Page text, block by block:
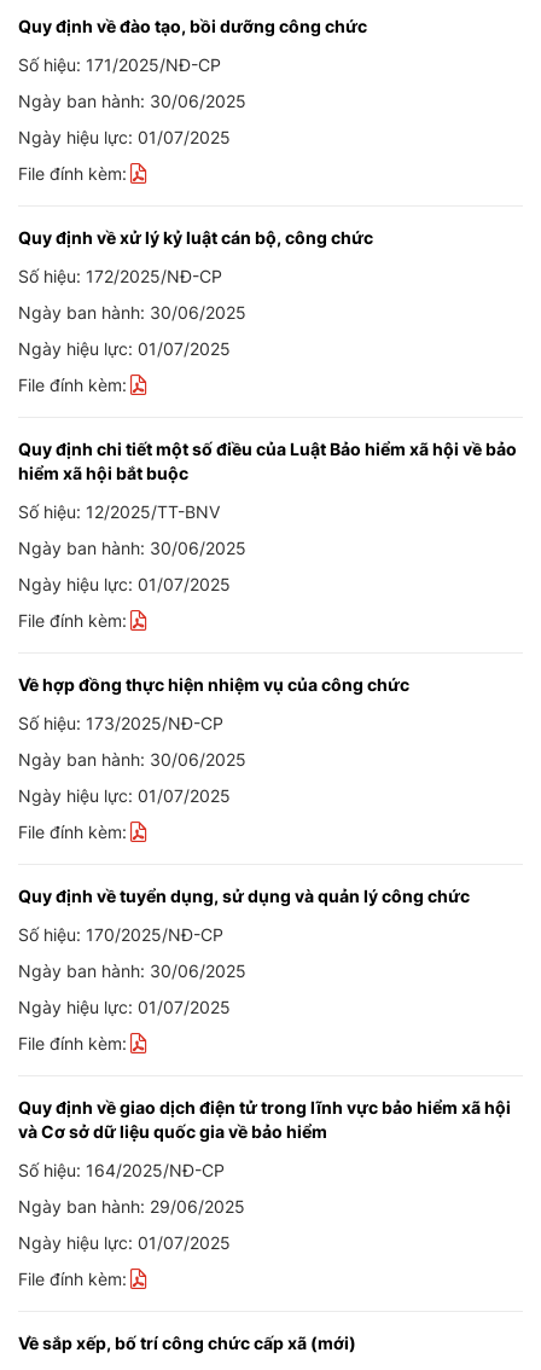
Quy định về đào tạo, bồi dưỡng công chức
Số hiệu: 171/2025/NĐ-CP
Ngày ban hành: 30/06/2025
Ngày hiệu lực: 01/07/2025
File đính kèm:
Quy định về xử lý kỷ luật cán bộ, công chức
Số hiệu: 172/2025/NĐ-CP
Ngày ban hành: 30/06/2025
Ngày hiệu lực: 01/07/2025
File đính kèm:
Quy định chi tiết một số điều của Luật Bảo hiểm xã hội về bảo
hiểm xã hội bắt buộc
Số hiệu: 12/2025/TT-BNV
Ngày ban hành: 30/06/2025
Ngày hiệu lực: 01/07/2025
File đính kèm:
Về hợp đồng thực hiện nhiệm vụ của công chức
Số hiệu: 173/2025/NĐ-CP
Ngày ban hành: 30/06/2025
Ngày hiệu lực: 01/07/2025
File đính kèm:
Quy định về tuyển dụng, sử dụng và quản lý công chức
Số hiệu: 170/2025/NĐ-CP
Ngày ban hành: 30/06/2025
Ngày hiệu lực: 01/07/2025
File đính kèm:
Quy định về giao dịch điện tử trong lĩnh vực bảo hiểm xã hội
và Cơ sở dữ liệu quốc gia về bảo hiểm
Số hiệu: 164/2025/NĐ-CP
Ngày ban hành: 29/06/2025
Ngày hiệu lực: 01/07/2025
File đính kèm:
Về sắp xếp, bố trí công chức cấp xã (mới)